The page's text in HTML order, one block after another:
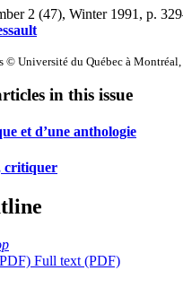
2 (47), Winter 1991 , p.
© Université du Québec à Montréal,
in this issue
et d’une anthologie
critiquer
Full text (PDF)